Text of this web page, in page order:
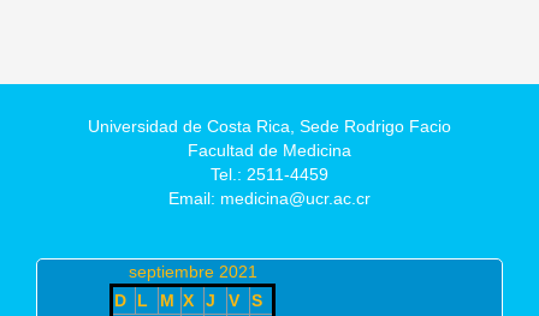
Universidad de Costa Rica, Sede Rodrigo Facio
Facultad de Medicina
Tel.: 2511-4459
Email: medicina@ucr.ac.cr
septiembre 2021
D
L M X J V
S